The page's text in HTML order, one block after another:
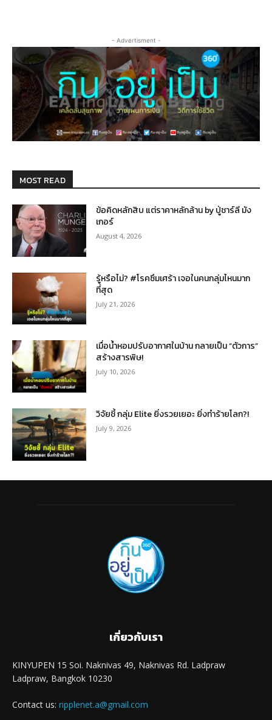
- Advertisment -
MOST READ
ข้อคิดหลักสิบ แต่ราคาหลักล้าน by ปู่ชาร์ลี มัง
เกอร์
August 4, 2026
รู้หรือไม่? #โรคซึมเศร้า เจอในคนกลุ่มไหนมาก
ที่สุด
July 21, 2026
เมื่อน้ำหอมปรับอากาศในบ้าน กลายเป็น “ตัวการ”
สร้างสารพิษ!
July 10, 2026
วิจัยชี้ กลุ่ม Elite ยิ่งรวยเยอะ ยิ่งทำร้ายโลก?!
July 9, 2026
เกี่ยวกับเรา
KINYUPEN 15 Soi. Naknivas 49, Naknivas Rd. Ladpraw
Ladpraw, Bangkok 10230
Contact us: ripplenet.a@gmail.com